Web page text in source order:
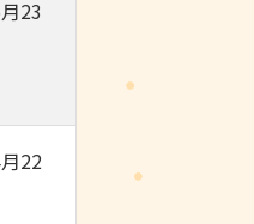
23
22